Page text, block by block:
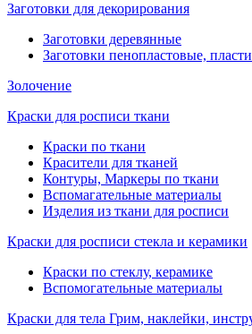
Заготовки для декорирования
Заготовки деревянные
Заготовки пенопластовые,
Золочение
Краски для росписи ткани
Краски по ткани
Красители для тканей
Контуры, Маркеры по ткани
Вспомагательные материалы
Изделия из ткани для росписи
Краски для росписи стекла и керамики
Краски по стеклу, керамике
Вспомогательные материалы
Краски для тела Грим, наклейки,